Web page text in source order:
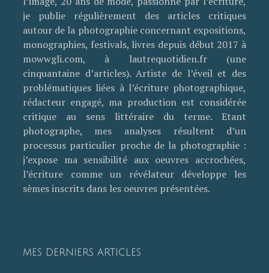
je publie régulièrement des articles critiques
autour de la photographie concernant expositions,
monographies, festivals, livres depuis début 2017 à
mowwgli.com, à lautrequotidien.fr (une
cinquantaine d’articles). Artiste de l’éveil et des
problématiques liées à l’écriture photographique,
rédacteur engagé, ma production est considérée
critique au sens littéraire du terme. Etant
photographe, mes analyses résultent d’un
processus particulier proche de la photographie :
j’expose ma sensibilité aux oeuvres accrochées,
l’écriture comme un révélateur développe les
sèmes inscrits dans les oeuvres présentées.
MES DERNIERS ARTICLES